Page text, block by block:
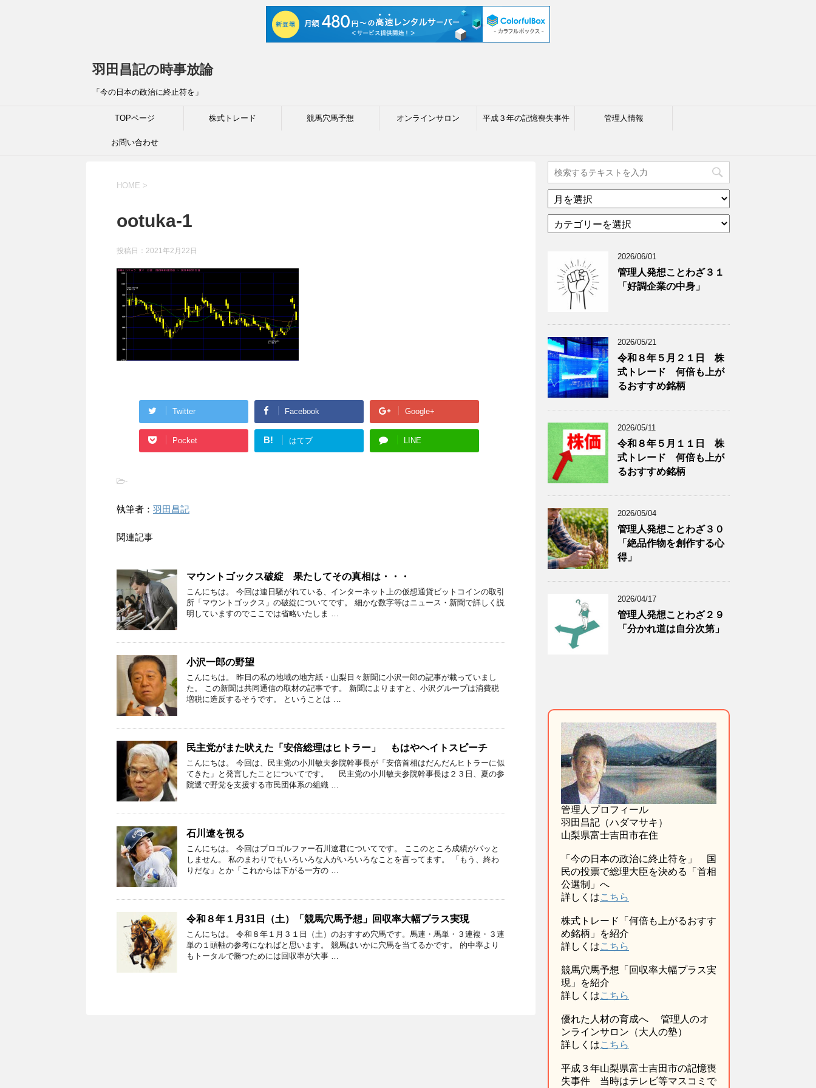
羽田昌記の時事放論
「今の日本の政治に終止符を」
TOPページ 株式トレード 競馬穴馬予想 オンラインサロン 平成３年の記憶喪失事件 管理人情報
お問い合わせ
HOME >
ootuka-1
投稿日： 2021年2月22日
Twitter Facebook Google+
Pocket B! はてブ LINE
-
執筆者： 羽田昌記
関連記事
マウントゴックス破綻 果たしてその真相は・・・
こんにちは。 今回は連日騒がれている、インターネット上の仮想通貨ビットコインの取引
所「マウントゴックス」の破綻についてです。 細かな数字等はニュース・新聞で詳しく説
明していますのでここでは省略いたしま …
小沢一郎の野望
こんにちは。 昨日の私の地域の地方紙・山梨日々新聞に小沢一郎の記事が載っていまし
た。 この新聞は共同通信の取材の記事です。 新聞によりますと、小沢グループは消費税
増税に造反するそうです。 ということは …
民主党がまた吠えた「安倍総理はヒトラー」 もはやヘイトスピーチ
こんにちは。 今回は、民主党の小川敏夫参院幹事長が「安倍首相はだんだんヒトラーに似
てきた」と発言したことについてです。 民主党の小川敏夫参院幹事長は２３日、夏の参
院選で野党を支援する市民団体系の組織 …
石川遼を視る
こんにちは。 今回はプロゴルファー石川遼君についてです。 ここのところ成績がパッと
しません。 私のまわりでもいろいろな人がいろいろなことを言ってます。 「もう、終わ
りだな」とか「これからは下がる一方の …
令和８年１月31日（土）「競馬穴馬予想」回収率大幅プラス実現
こんにちは。 令和８年１月３１日（土）のおすすめ穴馬です。馬連・馬単・３連複・３連
単の１頭軸の参考になればと思います。 競馬はいかに穴馬を当てるかです。 的中率より
もトータルで勝つためには回収率が大事 …
ア
ー
イ
グ
記
事
を
表
示
テ
ー
グ
記
事
を
表
示
2026/06/01
管理人発想ことわざ３１
「好調企業の中身」
2026/05/21
令和８年５月２１日 株
式トレード 何倍も上が
るおすすめ銘柄
2026/05/11
令和８年５月１１日 株
式トレード 何倍も上が
るおすすめ銘柄
2026/05/04
管理人発想ことわざ３０
「絶品作物を創作する心
得」
2026/04/17
管理人発想ことわざ２９
「分かれ道は自分次第」
管理人プロフィール
羽田昌記（ハダマサキ）
山梨県富士吉田市在住
「今の日本の政治に終止符を」 国
民の投票で総理大臣を決める「首相
公選制」へ
詳しくはこちら
株式トレード「何倍も上がるおすす
め銘柄」を紹介
詳しくはこちら
競馬穴馬予想「回収率大幅プラス実
現」を紹介
詳しくはこちら
優れた人材の育成へ 管理人のオ
ンラインサロン（大人の塾）
詳しくはこちら
平成３年山梨県富士吉田市の記憶喪
失事件 当時はテレビ等マスコミで